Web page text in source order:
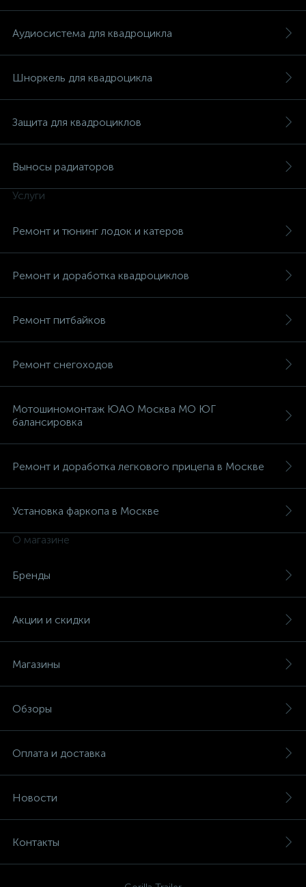
Аудиосистема для квадроцикла
Шноркель для квадроцикла
Защита для квадроциклов
Выносы радиаторов
Услуги
Ремонт и тюнинг лодок и катеров
Ремонт и доработка квадроциклов
Ремонт питбайков
Ремонт снегоходов
Мотошиномонтаж ЮАО Москва МО ЮГ
балансировка
Ремонт и доработка легкового прицепа в Москве
Установка фаркопа в Москве
О магазине
Бренды
Акции и скидки
Магазины
Обзоры
Оплата и доставка
Новости
Контакты